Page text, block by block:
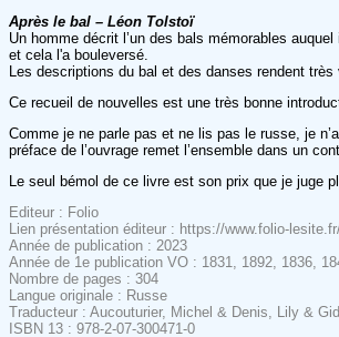
Après le bal – Léon Tolstoï
Un homme décrit l’un des bals mémorables
et cela l'a bouleversé.
Les descriptions du bal et des danses rendent
Ce recueil de nouvelles est une très bonne
Comme je ne parle pas et ne lis pas le russe, je
préface de l’ouvrage remet l’ensemble dans un
Le seul bémol de ce livre est son prix que je juge
Editeur : Folio
Lien présentation éditeur : https://www.folio-
Année de publication : 2023
Année de 1e publication VO : 1831, 1892, 1836,
Nombre de pages : 304
Langue originale : Russe
Traducteur : Aucouturier, Michel & Denis, Lily &
ISBN 13 : 978-2-07-300471-0